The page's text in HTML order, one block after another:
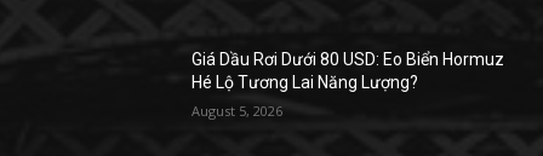
Giá Dầu Rơi Dưới 80 USD: Eo Biển Hormuz
Hé Lộ Tương Lai Năng Lượng?
August 5, 2026